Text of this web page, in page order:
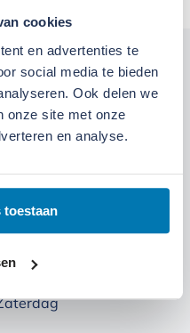
cookies
en advertenties te
social media te bieden
Ook delen we
onze site met onze
en analyse.
toestaan
1 in Ede.
t/m vrijdag